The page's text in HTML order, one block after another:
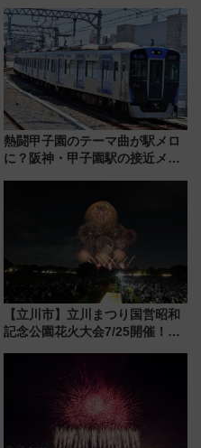
たち
熱闘甲子園のテーマ曲が駅メロ
に？阪神・甲子園駅の接近メロ
【立川市】立川まつり国営昭和
記念公園花火大会7/25開催！
混雑に要注意、その理由は